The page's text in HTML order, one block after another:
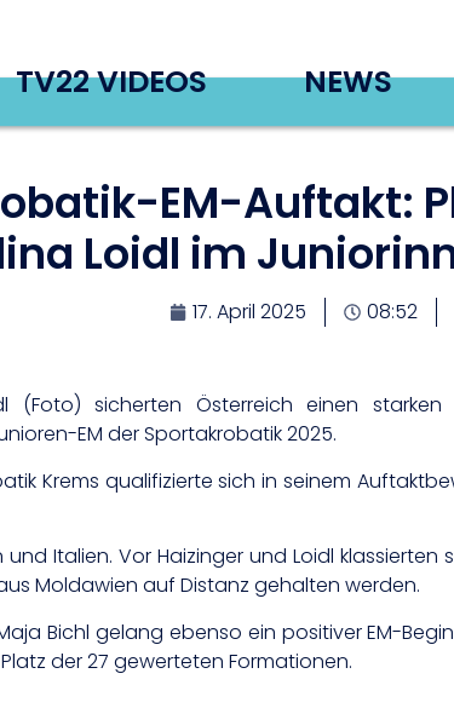
TV22 VIDEOS NEWS
EM-Auftakt:
Loidl im
17. April 2025 08:52
(Foto) sicherten Österreich einen
EM der Sportakrobatik 2025.
Krems qualifizierte sich in seinem
und Italien. Vor Haizinger und Loidl
Moldawien auf Distanz gehalten werden.
Bichl gelang ebenso ein positiver EM-
der 27 gewerteten Formationen.